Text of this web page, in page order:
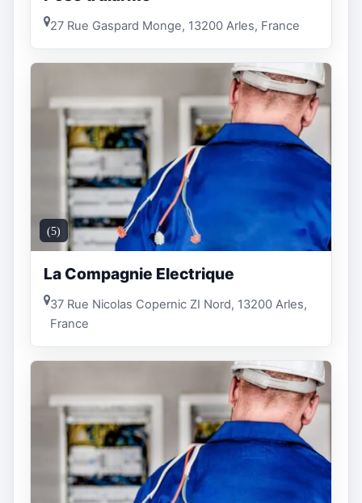
27 Rue Gaspard Monge, 13200 Arles, France
(5)
La Compagnie Electrique
37 Rue Nicolas Copernic ZI Nord, 13200 Arles,
France